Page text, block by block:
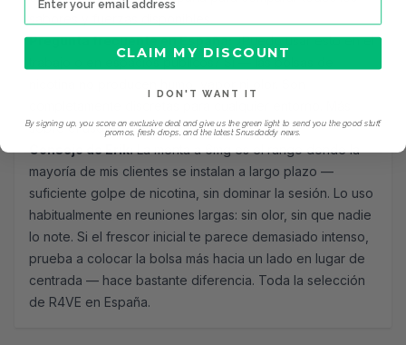
Pregunta frecuente en España:¿Puedo usar esto en el
trabajo o en espacios públicos? Sí — las bolsas de
sobre el uso en público.
Consejo de Erik:La menta a 6mg es el rango donde la
mayoría de mis clientes se instalan a largo plazo —
suficiente golpe de nicotina, sin dominar la sesión. Lo uso
habitualmente en reuniones largas: sin olor, sin que nadie
lo note. Si el frescor inicial te parece demasiado intenso,
prueba a colocar la bolsa más hacia un lado en lugar de
centrada — hace bastante diferencia. Toda la selección
de R4VE en España.
CLAIM MY DISCOUNT
I DON'T WANT IT
By signing up, you score an exclusive deal and give us the green light to send you the good stuff,
promos, fresh drops, and the latest Snusdaddy news.